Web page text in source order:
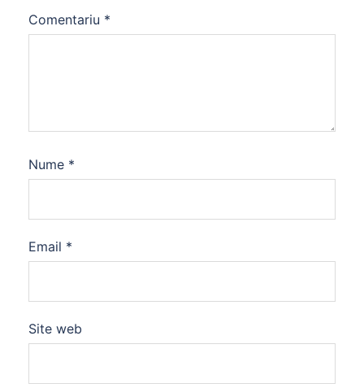
Comentariu *
Nume *
Email *
Site web